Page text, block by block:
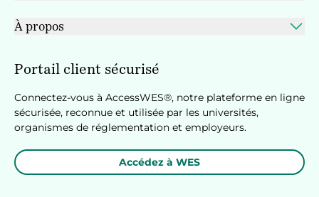
À propos
Portail client sécurisé
Connectez-vous à AccessWES®, notre plateforme en ligne
sécurisée, reconnue et utilisée par les universités,
organismes de réglementation et employeurs.
Accédez à WES